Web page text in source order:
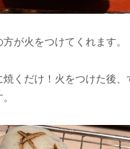
が火をつけてくれます。
焼くだけ！火をつけた後、